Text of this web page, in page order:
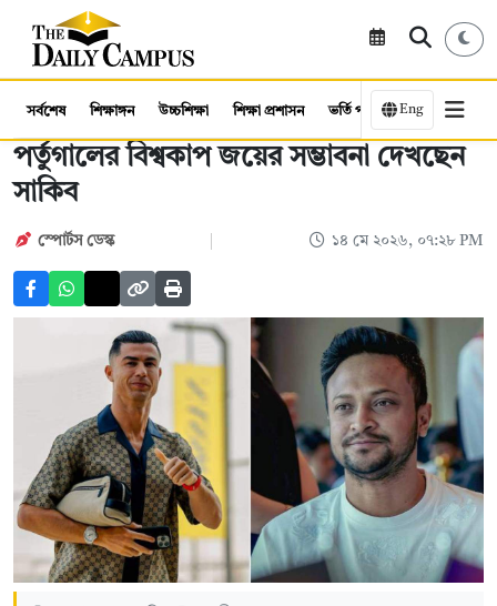
সর্বশেষ শিক্ষাঙ্গন উচ্চশিক্ষা শিক্ষা প্রশাসন ভর্তি পরীক্ষা কর্মসংস্থান
Eng
পর্তুগালের বিশ্বকাপ জয়ের সম্ভাবনা দেখছেন
সাকিব
স্পোর্টস ডেস্ক ১৪ মে ২০২৬, ০৭:২৮ PM